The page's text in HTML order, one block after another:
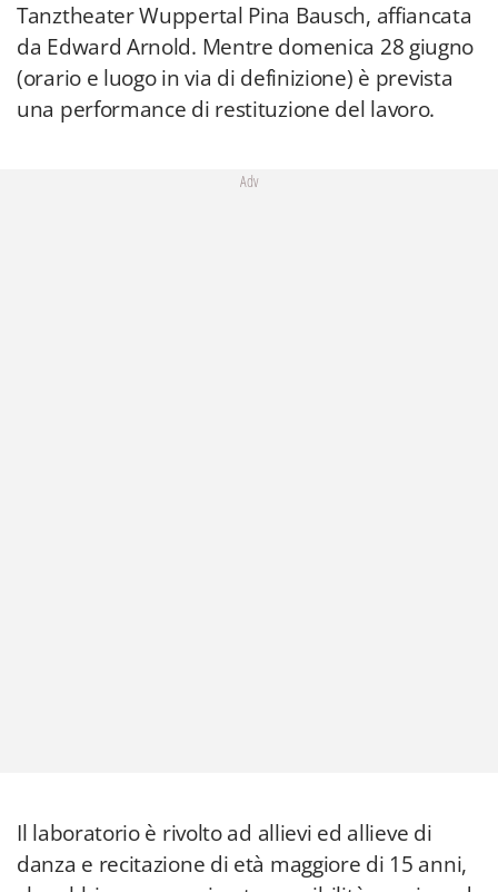
Tanztheater Wuppertal Pina Bausch, affiancata
da Edward Arnold. Mentre domenica 28 giugno
(orario e luogo in via di definizione) è prevista
una performance di restituzione del lavoro.
Adv
Il laboratorio è rivolto ad allievi ed allieve di
danza e recitazione di età maggiore di 15 anni,